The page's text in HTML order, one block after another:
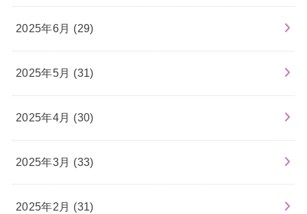
2025年6月 (29)
2025年5月 (31)
2025年4月 (30)
2025年3月 (33)
2025年2月 (31)